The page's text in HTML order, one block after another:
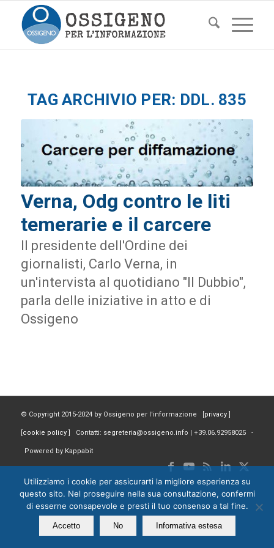
TAG ARCHIVIO PER: DDL. 835
Verna, Odg contro le liti
temerarie e il carcere
Il presidente dell'Ordine dei
giornalisti, Carlo Verna, in
un'intervista al quotidiano "Il Dubbio",
parla delle iniziative in atto e di
Ossigeno
© Copyright 2015-2024 by Ossigeno per l'informazione [ privacy
cookie policy ] Contatti: segreteria@ossigeno.info | +39.06.92958025 -
Powered by Kappabit
Utilizziamo i cookie per assicurarti la migliore esperienza su
questo sito. Nel proseguire nella sua consultazione, confermi
di esserne consapevole e presti il tuo consenso a tal fine.
Accetto No Informativa estesa